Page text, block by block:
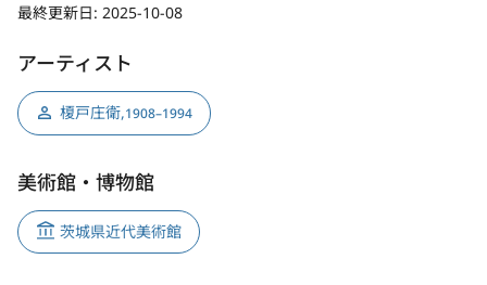
最終更新日: 2025-10-08
アーティスト
榎戸庄衛,1908–1994
美術館・博物館
茨城県近代美術館